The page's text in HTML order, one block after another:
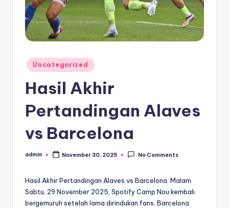
Posted
in
Uncategorized
Hasil Akhir
Pertandingan Alaves
vs Barcelona
Posted
admin November 30, 2025 No Comments
Hasil Akhir Pertandingan Alaves vs Barcelona. Malam
Sabtu, 29 November 2025, Spotify Camp Nou kembali
bergemuruh setelah lama dirindukan fans. Barcelona